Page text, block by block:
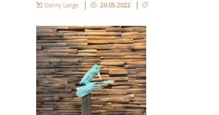
Danny Lange 29.05.2022